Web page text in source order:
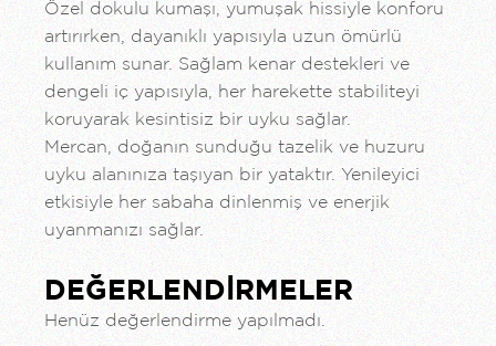
Özel dokulu kumaşı, yumuşak hissiyle konforu
artırırken, dayanıklı yapısıyla uzun ömürlü
kullanım sunar. Sağlam kenar destekleri ve
dengeli iç yapısıyla, her harekette stabiliteyi
koruyarak kesintisiz bir uyku sağlar.
Mercan, doğanın sunduğu tazelik ve huzuru
uyku alanınıza taşıyan bir yataktır. Yenileyici
etkisiyle her sabaha dinlenmiş ve enerjik
uyanmanızı sağlar.
DEĞERLENDIRMELER
Henüz değerlendirme yapılmadı.